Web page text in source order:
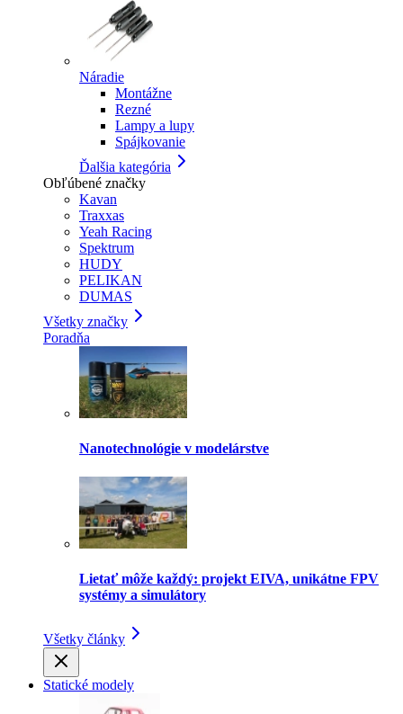
Náradie
Montážne
Rezné
Lampy a lupy
Spájkovanie
Ďalšia kategória
Obľúbené značky
Kavan
Traxxas
Yeah Racing
Spektrum
HUDY
PELIKAN
DUMAS
Všetky značky
Poradňa
Nanotechnológie v modelárstve
Lietať môže každý: projekt EIVA, unikátne FPV
systémy a simulátory
Všetky články
Statické modely